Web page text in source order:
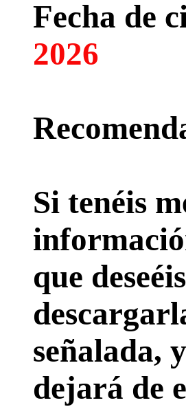
Fecha de
2026
Si tenéis
que
señalada,
dejará de